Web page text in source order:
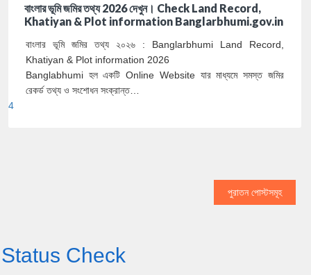
বাংলার ভূমি জমির তথ্য 2026 দেখুন। Check Land Record,
Khatiyan & Plot information Banglarbhumi.gov.in
বাংলার ভূমি জমির তথ্য ২০২৬ : Banglarbhumi Land Record,
Khatiyan & Plot information 2026
Banglabhumi হল একটি Online Website যার মাধ্যমে সমস্ত জমির
রেকর্ড তথ্য ও সংশোধন সংক্রান্ত…
4
পুরাতন পোস্টসমূহ
Status Check